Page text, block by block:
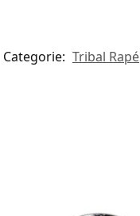
Categorie: Tribal Rapé